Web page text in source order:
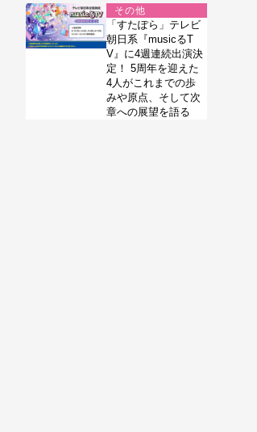
その他
「すたぽら」テレビ
朝日系『musicるT
V』に4週連続出演決
定！ 5周年を迎えた
4人がこれまでの歩
みや原点、そして次
章への展望を語る